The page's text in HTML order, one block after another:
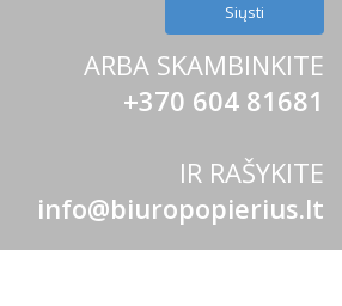
ARBA SKAMBINKITE
+370 604 81681
IR RAŠYKITE
info@biuropopierius.lt